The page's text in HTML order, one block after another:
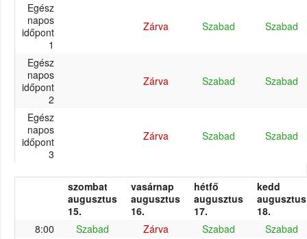
Egész
napos
időpont
1
Zárva Szabad Szabad
Egész
napos
időpont
2
Zárva Szabad Szabad
Egész
napos
időpont
3
Zárva Szabad Szabad
szombat
augusztus
15.
vasárnap
augusztus
16.
hétfő
augusztus
17.
kedd
augusztus
18.
8:00
Szabad Zárva Szabad
Szabad